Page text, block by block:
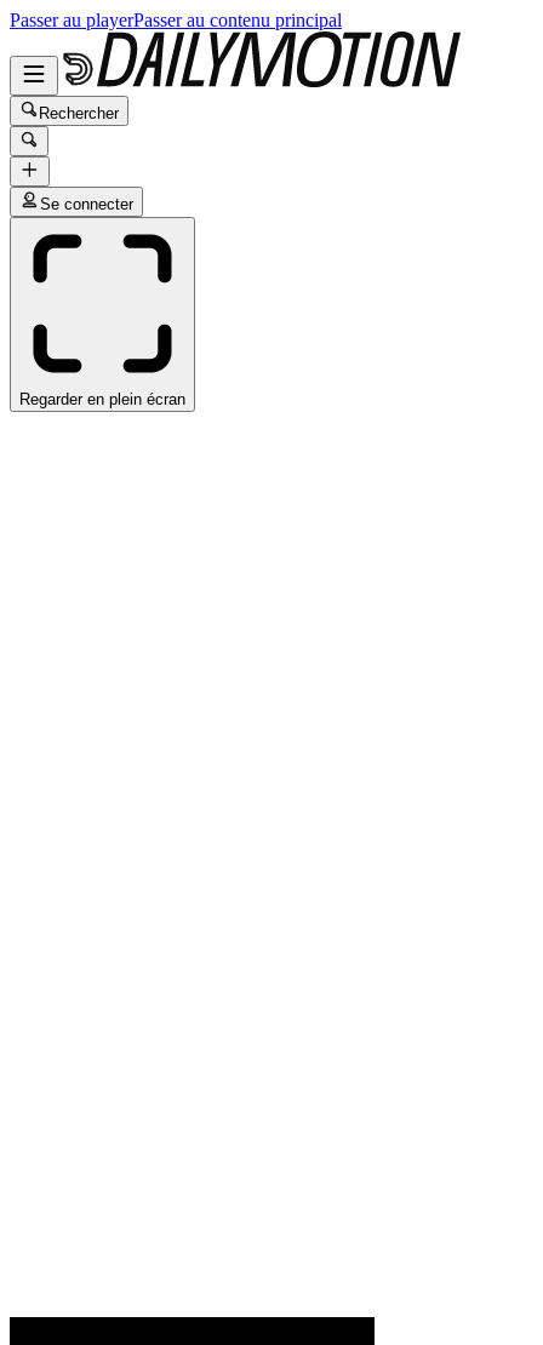
Passer au playerPasser au contenu principal
Rechercher
Se connecter
Regarder en plein écran